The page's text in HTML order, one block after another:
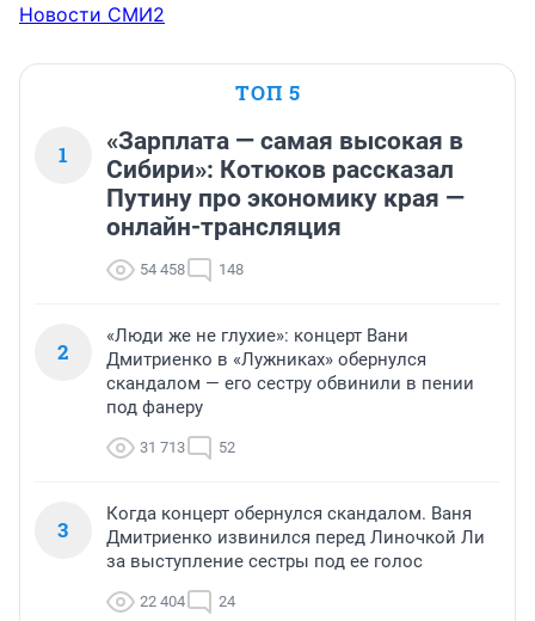
Новости СМИ2
ТОП 5
1
«Зарплата — самая высокая в
Сибири»: Котюков рассказал
Путину про экономику края —
онлайн-трансляция
54 458 148
2
«Люди же не глухие»: концерт Вани
Дмитриенко в «Лужниках» обернулся
скандалом — его сестру обвинили в пении
под фанеру
31 713 52
3
Когда концерт обернулся скандалом. Ваня
Дмитриенко извинился перед Линочкой Ли
за выступление сестры под ее голос
22 404 24